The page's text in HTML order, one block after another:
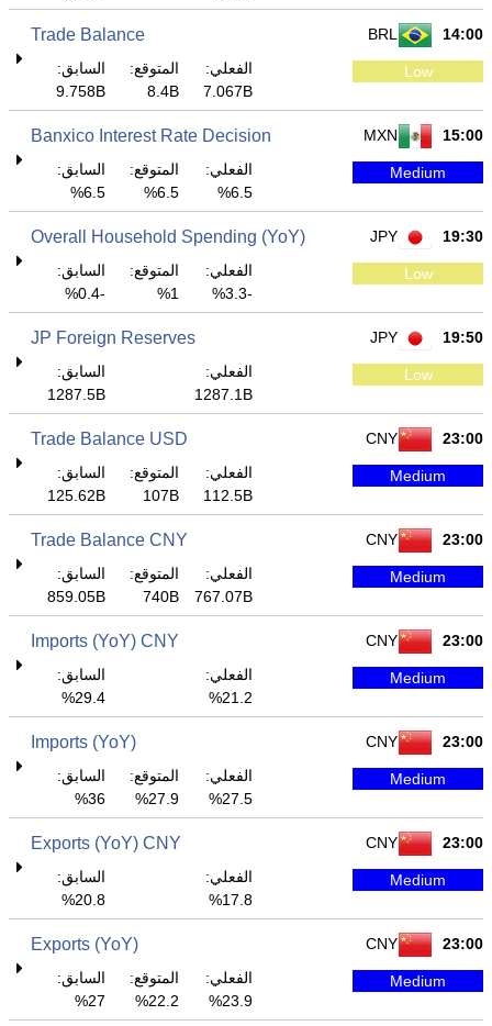
14:00
BRL
Trade Balance
Low
الفعلي:
7.067B
المتوقع:
8.4B
السابق:
9.758B
15:00
MXN
Banxico Interest Rate Decision
Medium
الفعلي:
6.5%
المتوقع:
6.5%
السابق:
6.5%
19:30
JPY
Overall Household Spending (YoY)
Low
الفعلي:
-3.3%
المتوقع:
1%
السابق:
-0.4%
19:50
JPY
JP Foreign Reserves
Low
الفعلي:
1287.1B
السابق:
1287.5B
23:00
CNY
Trade Balance USD
Medium
الفعلي:
112.5B
المتوقع:
107B
السابق:
125.62B
23:00
CNY
Trade Balance CNY
Medium
الفعلي:
767.07B
المتوقع:
740B
السابق:
859.05B
23:00
CNY
Imports (YoY) CNY
Medium
الفعلي:
21.2%
السابق:
29.4%
23:00
CNY
Imports (YoY)
Medium
الفعلي:
27.5%
المتوقع:
27.9%
السابق:
36%
23:00
CNY
Exports (YoY) CNY
Medium
الفعلي:
17.8%
السابق:
20.8%
23:00
CNY
Exports (YoY)
Medium
الفعلي:
23.9%
المتوقع:
22.2%
السابق:
27%